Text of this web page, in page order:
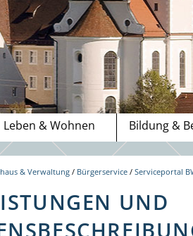
Leben & Wohnen Bildung &
& Verwaltung / Bürgerservice /Serviceportal
UND